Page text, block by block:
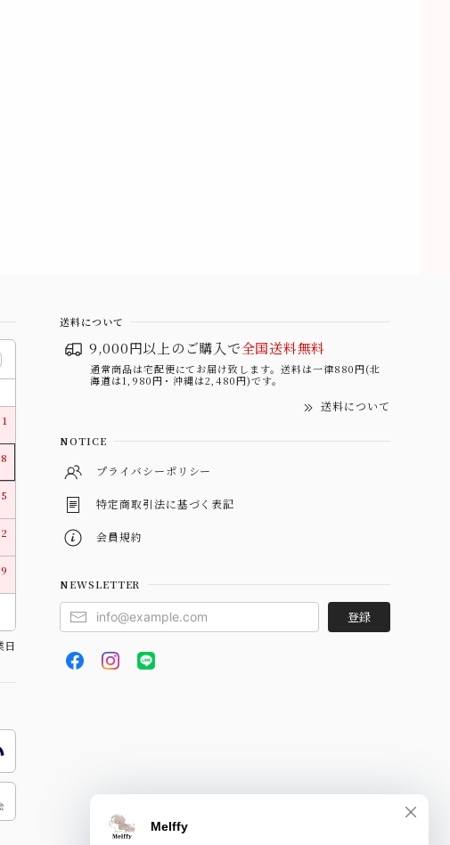
1
8
日
送料について
9,000円以上のご購入で全国送料無料
通常商品は宅配便にてお届け致します。送料は一律880円(北
海道は1,980円・沖縄は2,480円)です。
送料について
NOTICE
プライバシーポリシー
特定商取引法に基づく表記
会員規約
NEWSLETTER
登録